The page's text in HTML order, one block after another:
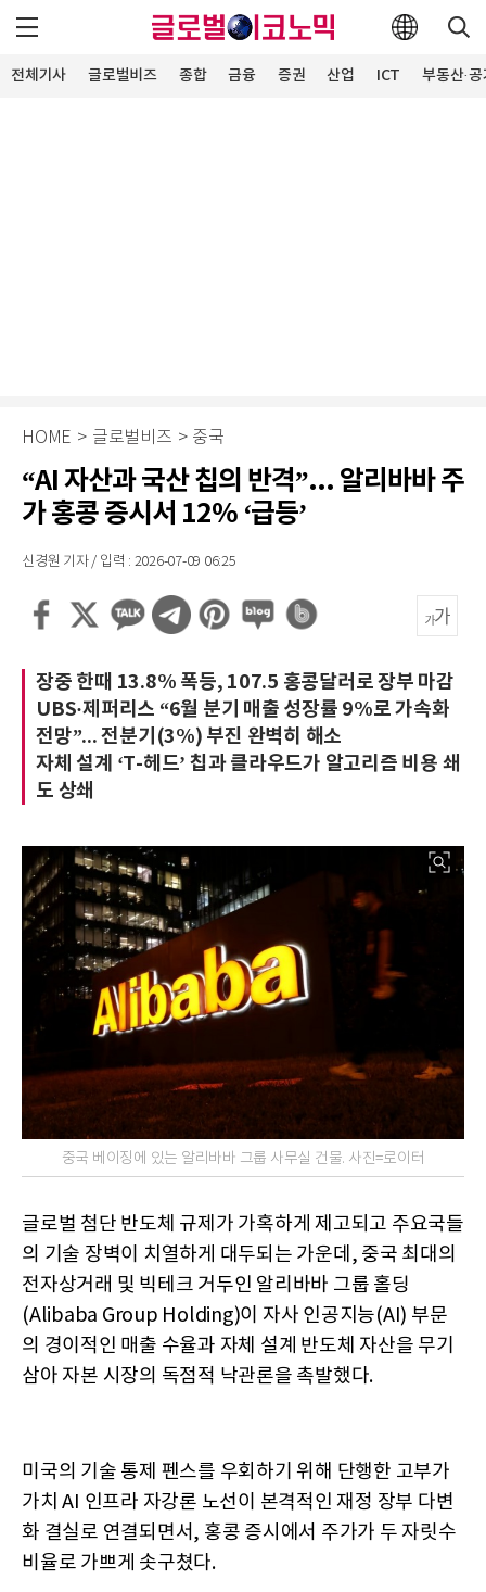
전체기사 글로벌비즈 종합 금융 증권 산업 ICT 부동산·
HOME > 글로벌비즈 > 중국
“AI 자산과 국산 칩의 반격”... 알리바바 주
가 홍콩 증시서 12% ‘급등’
신경원 기자 / 입력 : 2026-07-09 06:25
장중 한때 13.8% 폭등, 107.5 홍콩달러로 장부 마감
UBS·제퍼리스 “6월 분기 매출 성장률 9%로 가속화
전망”... 전분기(3%) 부진 완벽히 해소
자체 설계 ‘T-헤드’ 칩과 클라우드가 알고리즘 비용 쇄
도 상쇄
중국 베이징에 있는 알리바바 그룹 사무실 건물. 사진=로이터
글로벌 첨단 반도체 규제가 가혹하게 제고되고 주요국들
의 기술 장벽이 치열하게 대두되는 가운데, 중국 최대의
전자상거래 및 빅테크 거두인 알리바바 그룹 홀딩
(Alibaba Group Holding)이 자사 인공지능(AI) 부문
의 경이적인 매출 수율과 자체 설계 반도체 자산을 무기
삼아 자본 시장의 독점적 낙관론을 촉발했다.
미국의 기술 통제 펜스를 우회하기 위해 단행한 고부가
가치 AI 인프라 자강론 노선이 본격적인 재정 장부 다변
화 결실로 연결되면서, 홍콩 증시에서 주가가 두 자릿수
비율로 가쁘게 솟구쳤다.